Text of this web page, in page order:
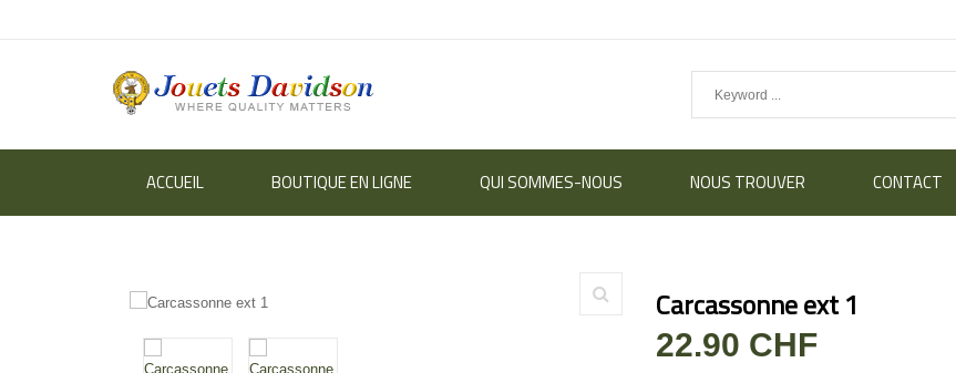
ACCUEIL BOUTIQUE EN LIGNE QUI SOMMES-NOUS NOUS TROUVER CONTACT
Carcassonne ext 1
22.90 CHF